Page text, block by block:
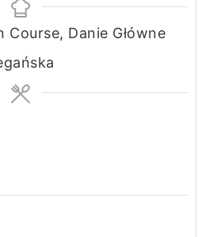
Course, Danie Główne